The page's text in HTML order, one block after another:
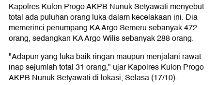
Kapolres Kulon Progo AKPB Nunuk Setyawati menyebut
total ada puluhan orang luka dalam kecelakaan ini. Dia
memerinci penumpang KA Argo Semeru sebanyak 472
orang, sedangkan KA Argo Wilis sebanyak 288 orang.
"Adapun yang luka baik ringan maupun menjalani rawat
inap sejumlah total 31 orang," ujar Kapolres Kulon Progo
AKPB Nunuk Setyawati di lokasi, Selasa (17/10).